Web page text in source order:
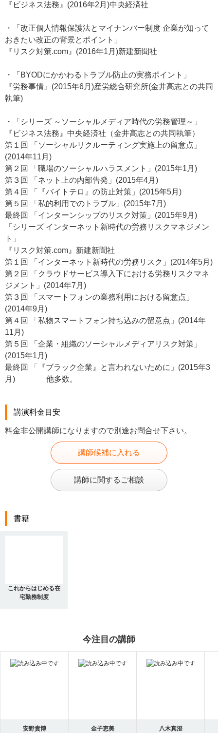
『ビジネス法務』(2016年2月)中央経済社
・「改正個人情報保護法とマイナンバー制度 企業が知って
おきたい改正の背景とポイント」
『リスク対策.com』(2016年1月)新建新聞社
・「BYODにかかわるトラブル防止の実務ポイント」
『労務事情』(2015年6月)産労総合研究所(金井高志との共同
執筆)
・「シリーズ ～ソーシャルメディア時代の労務管理～」
『ビジネス法務』中央経済社（金井高志との共同執筆）
第１回 「ソーシャルリクルーティング実施上の留意点」
(2014年11月)
第２回 「職場のソーシャルハラスメント」(2015年1月)
第３回 「ネット上の内部告発」(2015年4月)
第４回 「『バイトテロ』の防止対策」(2015年5月)
第５回 「私的利用でのトラブル」(2015年7月)
最終回 「インターンシップのリスク対策」(2015年9月)
「シリーズ インターネット新時代の労務リスクマネジメン
ト」
『リスク対策.com』新建新聞社
第１回 「インターネット新時代の労務リスク」(2014年5月)
第２回 「クラウドサービス導入下における労務リスクマネ
ジメント」(2014年7月)
第３回 「スマートフォンの業務利用における留意点」
(2014年9月)
第４回 「私物スマートフォン持ち込みの留意点」(2014年
11月)
第５回 「企業・組織のソーシャルメディアリスク対策」
(2015年1月)
最終回 「『ブラック企業』と言われないために」(2015年3
月) 他多数。
講演料金目安
料金非公開講師になりますので別途お問合せ下さい。
講師候補に入れる
講師に関するご相談
書籍
これからはじめる在
宅勤務制度
今注目の講師
安野貴博 金子恵美 八木真澄